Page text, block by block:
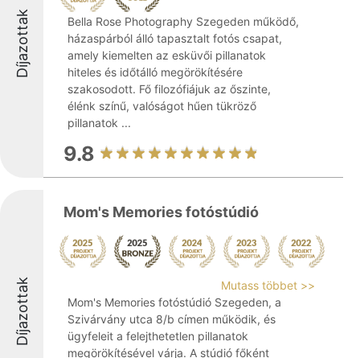
Díjazottak
Bella Rose Photography Szegeden működő,
házaspárból álló tapasztalt fotós csapat,
amely kiemelten az esküvői pillanatok
hiteles és időtálló megörökítésére
szakosodott. Fő filozófiájuk az őszinte,
élénk színű, valóságot hűen tükröző
pillanatok ...
9.8
Díjazottak
Mom's Memories fotóstúdió
Mutass többet >>
Mom's Memories fotóstúdió Szegeden, a
Szivárvány utca 8/b címen működik, és
ügyfeleit a felejthetetlen pillanatok
megörökítésével várja. A stúdió főként